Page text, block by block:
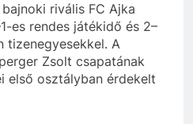
rivális FC Ajka
es rendes játékidő és 2–
tizenegyesekkel. A
Zsolt csapatának
első osztályban érdekelt